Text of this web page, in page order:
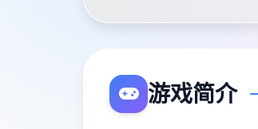
游戏简介